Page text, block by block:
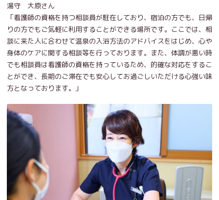
湯守 大原さん
「看護師の資格を持つ相談員が駐在しており、宿泊の方でも、日帰
りの方でもご気軽に利用することができる場所です。ここでは、相
談に来た人に合わせて温泉の入浴方法のアドバイスをはじめ、心や
身体のケアに関する相談等を行っております。また、体調が悪い時
でも相談員は看護師の資格を持っているため、的確な対応をするこ
とができ、長期のご滞在でも安心してお過ごしいただける心強い味
方となっております。」